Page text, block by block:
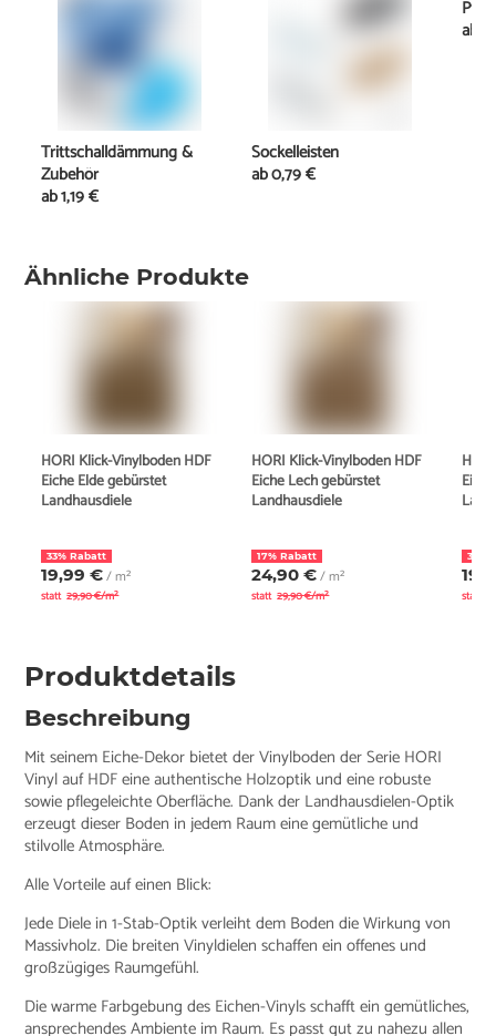
Ähnliche Produkte
HORI Klick-Vinylboden HDF
Eiche Elde gebürstet
Landhausdiele
33% Rabatt
19,99 €/ m²
statt 29,90 €/m²
HORI Klick-Vinylboden HDF
Eiche Lech gebürstet
Landhausdiele
17% Rabatt
24,90 €/ m²
statt 29,90 €/m²
33%
statt
Produktdetails
Beschreibung
Mit seinem Eiche-Dekor bietet der Vinylboden der Serie HORI
Vinyl auf HDF eine authentische Holzoptik und eine robuste
sowie pflegeleichte Oberfläche. Dank der Landhausdielen-Optik
erzeugt dieser Boden in jedem Raum eine gemütliche und
stilvolle Atmosphäre.
Alle Vorteile auf einen Blick:
Jede Diele in 1-Stab-Optik verleiht dem Boden die Wirkung von
Massivholz. Die breiten Vinyldielen schaffen ein offenes und
großzügiges Raumgefühl.
Die warme Farbgebung des Eichen-Vinyls schafft ein gemütliches,
ansprechendes Ambiente im Raum. Es passt gut zu nahezu allen
Trittschalldämmung &
Zubehör
ab1,19 €
Sockelleisten
ab0,79 €
ab